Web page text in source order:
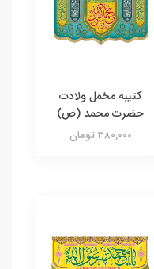
کتیبه مخمل ولادت
حضرت محمد (ص)
380,000 تومان